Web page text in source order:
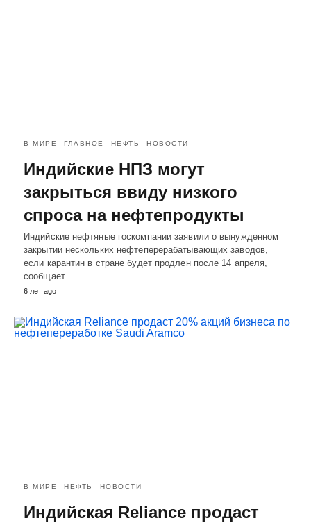
В МИРЕ ГЛАВНОЕ НЕФТЬ НОВОСТИ
Индийские НПЗ могут
закрыться ввиду низкого
спроса на нефтепродукты
Индийские нефтяные госкомпании заявили о вынужденном
закрытии нескольких нефтеперерабатывающих заводов,
если карантин в стране будет продлен после 14 апреля,
сообщает…
6 лет ago
В МИРЕ НЕФТЬ НОВОСТИ
Индийская Reliance продаст